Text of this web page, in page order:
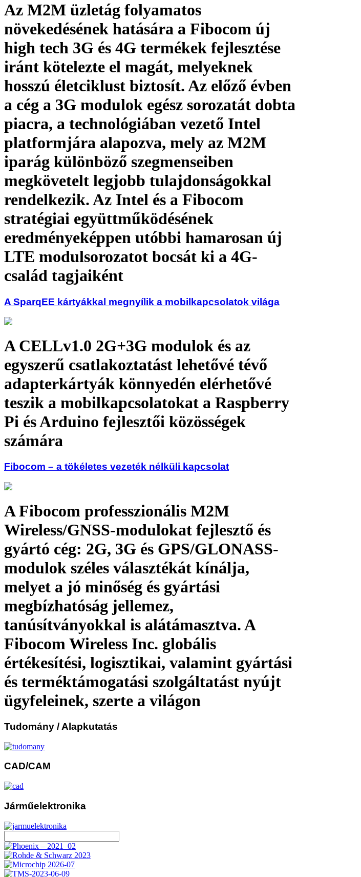
Az M2M üzletág folyamatos
növekedésének hatására a Fibocom új
high tech 3G és 4G termékek fejlesztése
iránt kötelezte el magát, melyeknek
hosszú életciklust biztosít. Az előző évben
a cég a 3G modulok egész sorozatát dobta
piacra, a technológiában vezető Intel
platformjára alapozva, mely az M2M
iparág különböző szegmenseiben
megkövetelt legjobb tulajdonságokkal
rendelkezik. Az Intel és a Fibocom
stratégiai együttműködésének
eredményeképpen utóbbi hamarosan új
LTE modulsorozatot bocsát ki a 4G-
család tagjaiként
A SparqEE kártyákkal megnyílik a mobilkapcsolatok világa
A CELLv1.0 2G+3G modulok és az
egyszerű csatlakoztatást lehetővé tévő
adapterkártyák könnyedén elérhetővé
teszik a mobilkapcsolatokat a Raspberry
Pi és Arduino fejlesztői közösségek
számára
Fibocom – a tökéletes vezeték nélküli kapcsolat
A Fibocom professzionális M2M
Wireless/GNSS-modulokat fejlesztő és
gyártó cég: 2G, 3G és GPS/GLONASS-
modulok széles választékát kínálja,
melyet a jó minőség és gyártási
megbízhatóság jellemez,
tanúsítványokkal is alátámasztva. A
Fibocom Wireless Inc. globális
értékesítési, logisztikai, valamint gyártási
és termék­támogatási szolgáltatást nyújt
ügyfeleinek, szerte a világon
Tudomány / Alapkutatás
CAD/CAM
Járműelektronika